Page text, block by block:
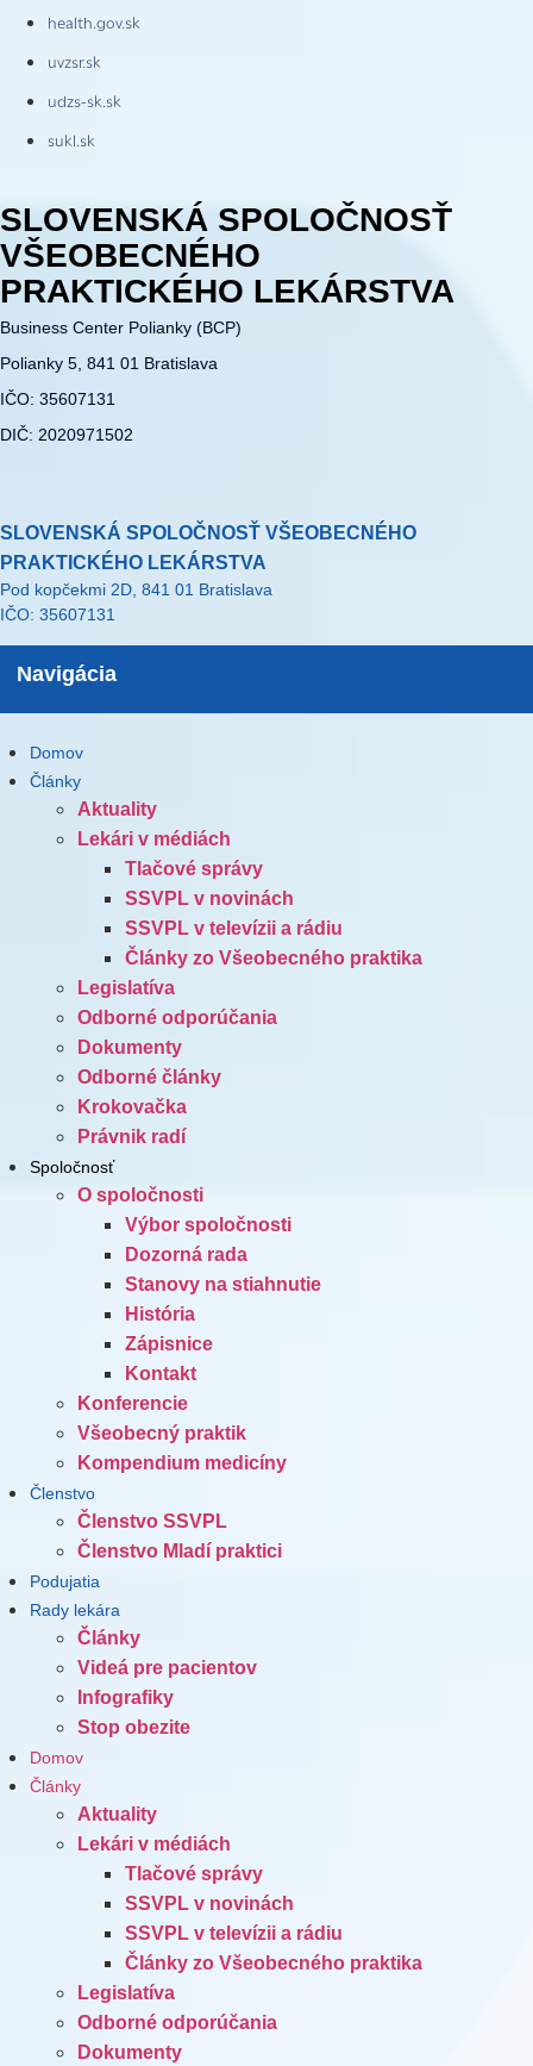
health.gov.sk
uvzsr.sk
udzs-sk.sk
sukl.sk
SLOVENSKÁ SPOLOČNOSŤ
VŠEOBECNÉHO
PRAKTICKÉHO LEKÁRSTVA
Business Center Polianky (BCP)
Polianky 5, 841 01 Bratislava
IČO: 35607131
DIČ: 2020971502
SLOVENSKÁ SPOLOČNOSŤ VŠEOBECNÉHO
PRAKTICKÉHO LEKÁRSTVA
Pod kopčekmi 2D, 841 01 Bratislava
IČO: 35607131
Navigácia
Domov
Články
Aktuality
Lekári v médiách
Tlačové správy
SSVPL v novinách
SSVPL v televízii a rádiu
Články zo Všeobecného praktika
Legislatíva
Odborné odporúčania
Dokumenty
Odborné články
Krokovačka
Právnik radí
Spoločnosť
O spoločnosti
Výbor spoločnosti
Dozorná rada
Stanovy na stiahnutie
História
Zápisnice
Kontakt
Konferencie
Všeobecný praktik
Kompendium medicíny
Členstvo
Členstvo SSVPL
Členstvo Mladí praktici
Podujatia
Rady lekára
Články
Videá pre pacientov
Infografiky
Stop obezite
Domov
Články
Aktuality
Lekári v médiách
Tlačové správy
SSVPL v novinách
SSVPL v televízii a rádiu
Články zo Všeobecného praktika
Legislatíva
Odborné odporúčania
Dokumenty